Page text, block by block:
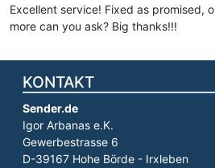
Excellent service! Fixed as promised,
more can you ask? Big thanks!!!
KONTAKT
Sender.de
Igor Arbanas e.K.
Gewerbestrasse 6
D-39167 Hohe Börde - Irxleben